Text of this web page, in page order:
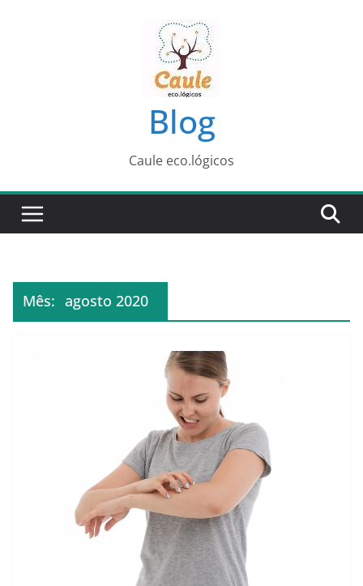
Blog
Caule eco.lógicos
Mês: agosto 2020